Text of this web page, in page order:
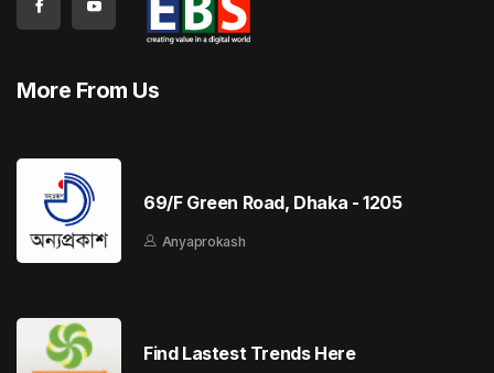
More From Us
69/F Green Road, Dhaka - 1205
Anyaprokash
Find Lastest Trends Here